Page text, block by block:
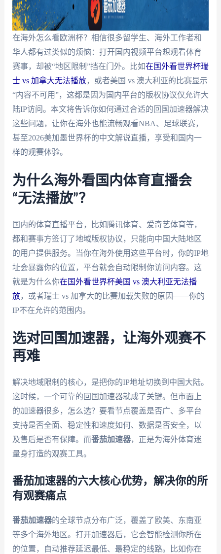
在海外怎么看欧洲杯？相信很多留学生、海外工作者和
华人都有过类似的烦恼：打开国内视频平台想观看体育
赛事，却被“地区限制”挡在门外。比如在国外看世界杯瑞
士 vs 加拿大无法播放，或者美国 vs 澳大利亚的比赛显示
“内容不可用”，这都是因为国内平台的版权协议仅允许大
陆IP访问。本文将告诉你如何通过合适的回国加速器解决
这些问题，让你在海外也能流畅观看NBA、足球联赛，
甚至2026美加墨世界杯的中文解说直播，享受和国内一
样的观赛体验。
为什么海外看国内体育直播会
“无法播放”？
国内的体育直播平台，比如腾讯体育、爱奇艺体育等，
都和赛事方签订了地域版权协议，只能向中国大陆地区
的用户提供服务。当你在海外使用这些平台时，你的IP地
址会暴露你的位置，平台就会自动限制你访问内容。这
就是为什么你在国外看世界杯美国 vs 澳大利亚无法播
放，或者瑞士 vs 加拿大的比赛加载失败的原因——你的
IP不在允许的范围内。
选对回国加速器，让海外观赛不
再难
解决地域限制的核心，是把你的IP地址切换到中国大陆。
这时候，一个可靠的回国加速器就成了关键。但市面上
的加速器很多，怎么选？要看节点覆盖是否广、多平台
支持是否全面、稳定性和速度如何、数据是否安全，以
及售后是否有保障。而番茄加速器，正是为海外体育迷
量身打造的观赛工具。
番茄加速器的六大核心优势，解决你的所
有观赛痛点
番茄加速器的全球节点分布广泛，覆盖了欧美、东南亚
等多个海外地区。打开加速器后，它会智能检测你所在
的位置，自动推荐延迟最低、最稳定的线路。比如你在